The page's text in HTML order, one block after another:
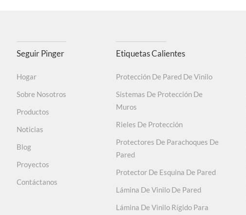
Seguir Pinger
Hogar
Sobre Nosotros
Productos
Noticias
Blog
Proyectos
Contáctanos
Etiquetas Calientes
Protección De Pared De Vinilo
Sistemas De Protección De
Muros
Rieles De Protección
Protectores De Parachoques De
Pared
Protector De Esquina De Pared
Lámina De Vinilo De Pared
Lámina De Vinilo Rígido Para